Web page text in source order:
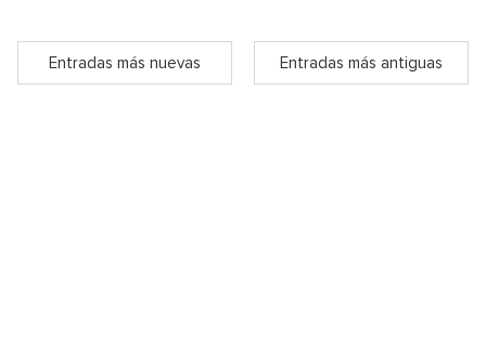
Entradas más nuevas Entradas más antiguas